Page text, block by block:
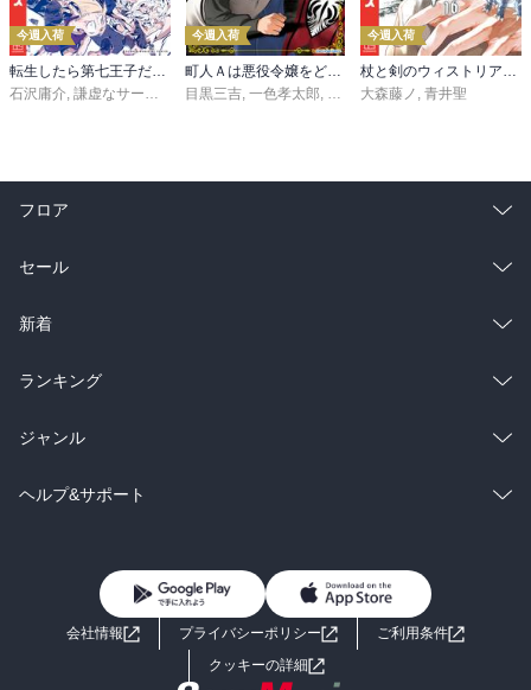
今週入荷
転生したら第七王子だったので、気ままに魔術を極めます（２４）
石沢庸介, 謙虚なサークル メル。
今週入荷
町人Ａは悪役令嬢をどうしても救いたい ～どぶと空と氷の姫君～１０【電子書店共通特典イラスト付】
目黒三吉, 一色孝太郎, Parum
今週入荷
杖と剣のウィストリア（１６）
大森藤ノ , 青井聖
フロア
総合
ラノベ
雑誌・グラビア
BL・TL
セール
総合
ラノベ
雑誌・グラビア
BL・TL
新着
総合
ラノベ
雑誌・グラビア
ランキング
総合
ラノベ
ジャンル
コミック
ライトノベル 男子向けラノベ
小説
ヘルプ&サポート
よくあるご質問 お問い合わせ
会社情報 プライバシーポリシー
ご利用条件
クッキーの詳細